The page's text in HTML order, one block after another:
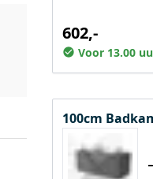
602,-
Voor 13.00
100cm